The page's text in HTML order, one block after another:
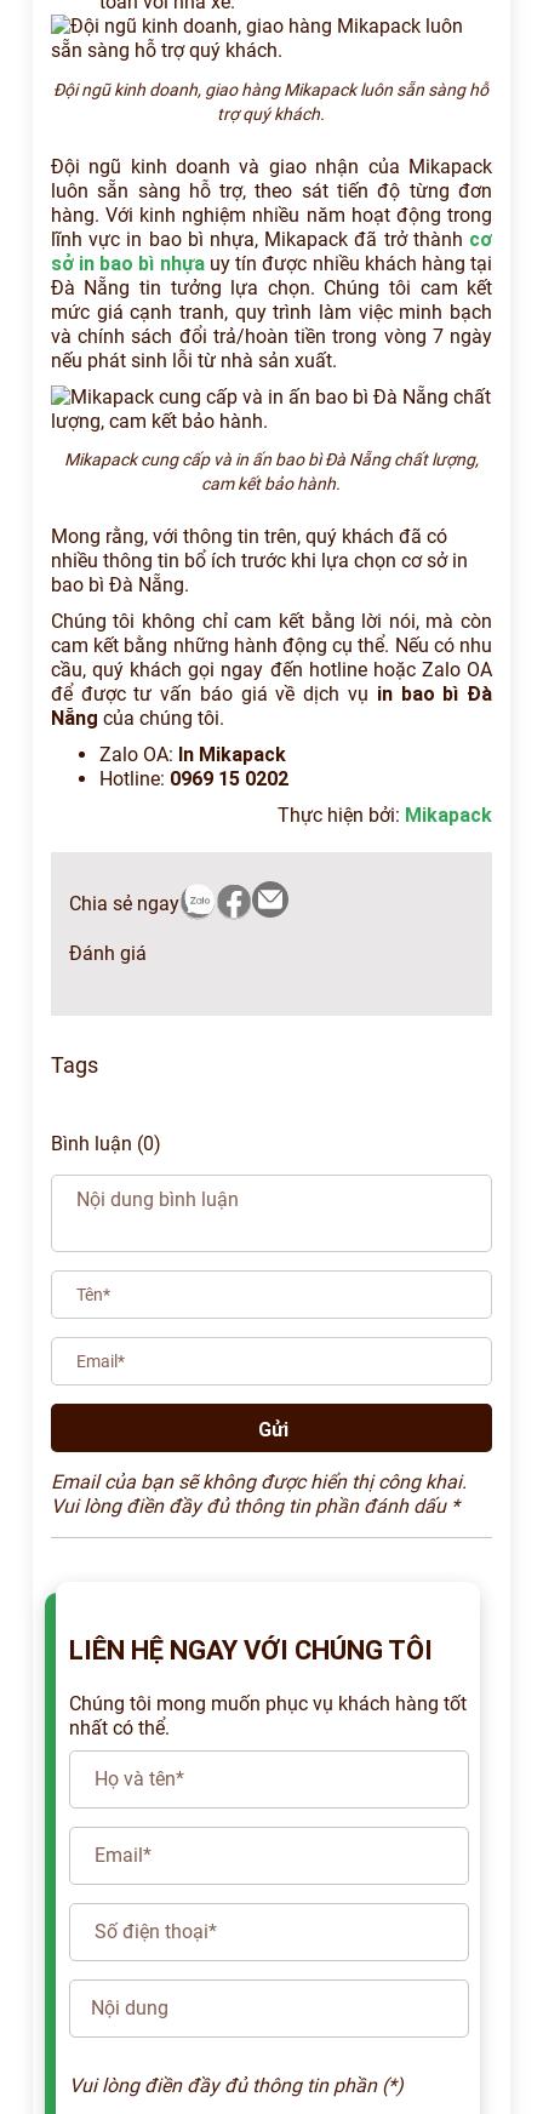
Đội ngũ kinh doanh, giao hàng Mikapack luôn sẵn sàng hỗ
trợ quý khách.
Đội ngũ kinh doanh và giao nhận của Mikapack
luôn sẵn sàng hỗ trợ, theo sát tiến độ từng đơn
hàng. Với kinh nghiệm nhiều năm hoạt động trong
lĩnh vực in bao bì nhựa, Mikapack đã trở thành cơ
sở in bao bì nhựauy tín được nhiều khách hàng tại
Đà Nẵng tin tưởng lựa chọn. Chúng tôi cam kết
mức giá cạnh tranh, quy trình làm việc minh bạch
và chính sách đổi trả/hoàn tiền trong vòng 7 ngày
nếu phát sinh lỗi từ nhà sản xuất.
Mikapack cung cấp và in ấn bao bì Đà Nẵng chất lượng,
cam kết bảo hành.
Mong rằng, với thông tin trên, quý khách đã có
nhiều thông tin bổ ích trước khi lựa chọn cơ sở in
bao bì Đà Nẵng.
Chúng tôi không chỉ cam kết bằng lời nói, mà còn
cam kết bằng những hành động cụ thể. Nếu có nhu
cầu, quý khách gọi ngay đến hotline hoặc Zalo OA
để được tư vấn báo giá về dịch vụ in bao bì Đà
Nẵng của chúng tôi.
Zalo OA: In Mikapack
Hotline: 0969 15 0202
Thực hiện bởi: Mikapack
Chia sẻ ngay
Đánh giá
Tags
Bình luận (0)
Email của bạn sẽ không được hiển thị công khai.
Vui lòng điền đầy đủ thông tin phần đánh dấu *
LIÊN HỆ NGAY VỚI CHÚNG TÔI
Chúng tôi mong muốn phục vụ khách hàng tốt
nhất có thể.
Vui lòng điền đầy đủ thông tin phần (*)